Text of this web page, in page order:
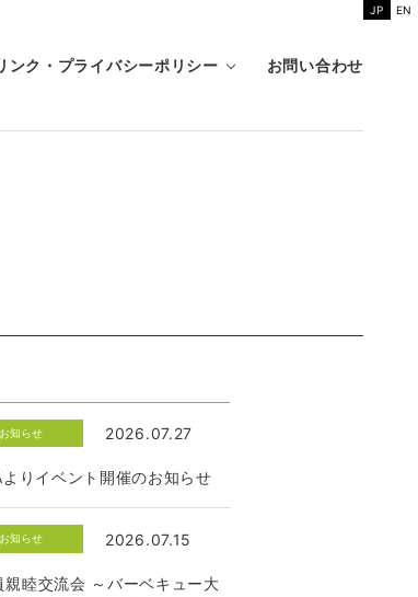
ンク・プライバシーポリシー お問い合わせ
JP EN
お知らせ 2026.07.27
りイベント開催のお知らせ
お知らせ 2026.07.15
親睦交流会 ～バーベキュー大